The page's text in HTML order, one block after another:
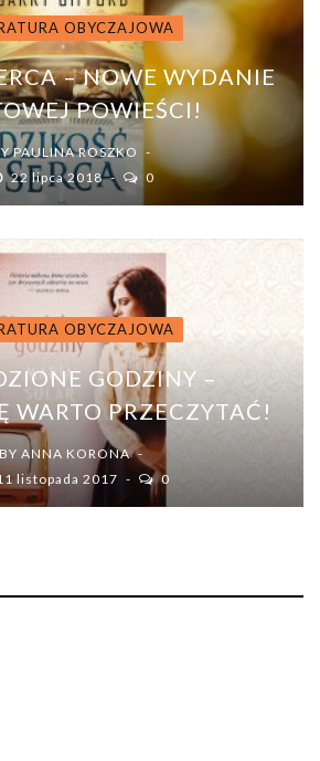
OBYCZAJOWA
– NOWE WYDANIE
POWIEŚCI!
PAULINA ROSZKO
22 lipca 2018
0
OBYCZAJOWA
GODZINY –
WARTO PRZECZYTAĆ!
BY ANNA KORONA
listopada 2017
0